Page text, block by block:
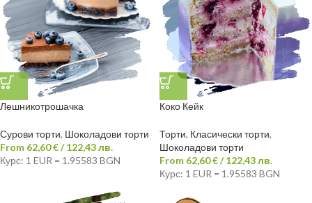
Лешникотрошачка
Сурови торти, Шоколадови торти
From 62,60€/ 122,43 лв.
Курс: 1 EUR = 1.95583 BGN
Коко Кейк
Торти, Класически торти,
Шоколадови торти
From 62,60€/ 122,43 лв.
Курс: 1 EUR = 1.95583 BGN